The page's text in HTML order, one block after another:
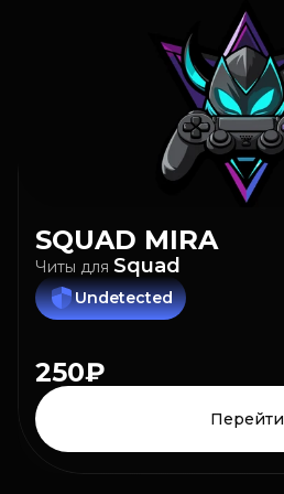
SQUAD MIRA
Читы для Squad
Undetected
250₽
Перейти